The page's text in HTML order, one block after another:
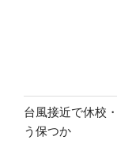
台風接近で休校
う保つか